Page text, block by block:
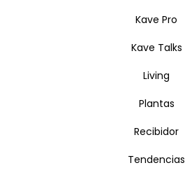
Kave Pro
Kave Talks
Living
Plantas
Recibidor
Tendencias